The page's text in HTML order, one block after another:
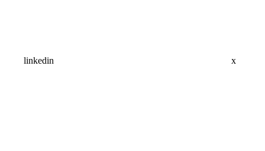
linkedin x